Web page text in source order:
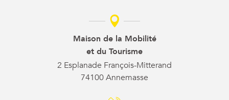
Maison de la Mobilité
et du Tourisme
2 Esplanade François-Mitterand
74100 Annemasse